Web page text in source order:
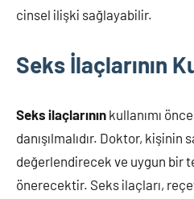
cinsel ilişki sağlayabilir.
Seks İlaçlarının
Seks ilaçlarının kullanımı
danışılmalıdır. Doktor, kişinin
değerlendirecek ve uygun bir
önerecektir. Seks ilaçları,